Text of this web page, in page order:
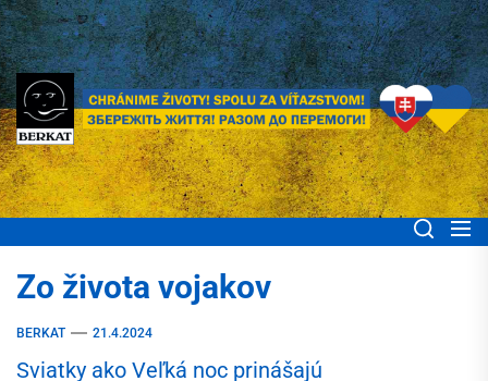
Skip
to
the
content
BERKAT Spoločne
pomáhame ľuďom
Ukrajiny
Chránime životy! Spolu za víťazstvom! Збережіть життя! Разом до
перемоги!
Zo života vojakov
BERKAT 21.4.2024
Sviatky ako Veľká noc prinášajú